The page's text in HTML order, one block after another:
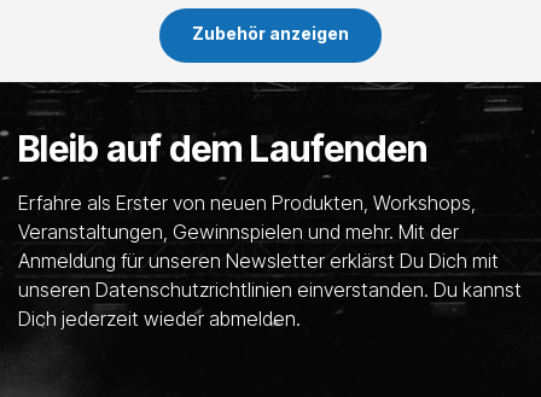
Zubehör anzeigen
Bleib auf dem Laufenden
Erfahre als Erster von neuen Produkten, Workshops,
Veranstaltungen, Gewinnspielen und mehr. Mit der
Anmeldung für unseren Newsletter erklärst Du Dich mit
unseren Datenschutzrichtlinien einverstanden. Du kannst
Dich jederzeit wieder abmelden.